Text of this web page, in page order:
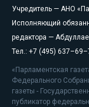
Учредитель — АНО
Исполняющий
редактора —
Тел.: +7 (495)
«Парламентская
Федерального
газеты -
публикатор